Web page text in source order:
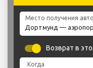
Место получения
Возврат в
Когда